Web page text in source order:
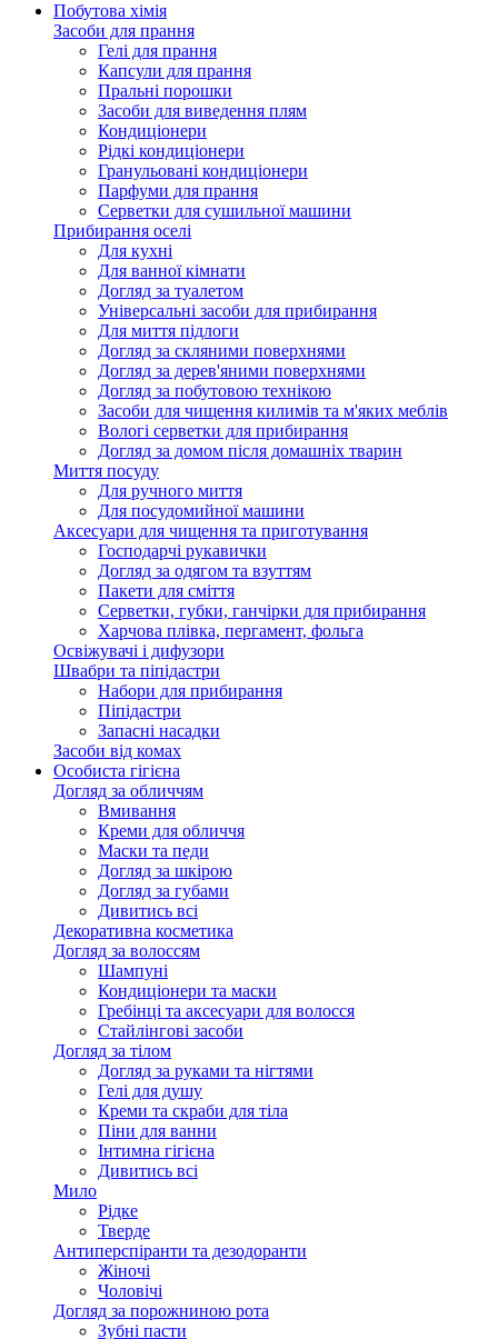
Побутова хімія
Засоби для прання
Гелі для прання
Капсули для прання
Пральні порошки
Засоби для виведення плям
Кондиціонери
Рідкі кондиціонери
Гранульовані кондиціонери
Парфуми для прання
Серветки для сушильної машини
Прибирання оселі
Для кухні
Для ванної кімнати
Догляд за туалетом
Універсальні засоби для прибирання
Для миття підлоги
Догляд за скляними поверхнями
Догляд за дерев'яними поверхнями
Догляд за побутовою технікою
Засоби для чищення килимів та м'яких меблів
Вологі серветки для прибирання
Догляд за домом після домашніх тварин
Миття посуду
Для ручного миття
Для посудомийної машини
Аксесуари для чищення та приготування
Господарчі рукавички
Догляд за одягом та взуттям
Пакети для сміття
Серветки, губки, ганчірки для прибирання
Харчова плівка, пергамент, фольга
Освіжувачі і дифузори
Швабри та піпідастри
Набори для прибирання
Піпідастри
Запасні насадки
Засоби від комах
Особиста гігієна
Догляд за обличчям
Вмивання
Креми для обличчя
Маски та педи
Догляд за шкірою
Догляд за губами
Дивитись всі
Декоративна косметика
Догляд за волоссям
Шампуні
Кондиціонери та маски
Гребінці та аксесуари для волосся
Стайлінгові засоби
Догляд за тілом
Догляд за руками та нігтями
Гелі для душу
Креми та скраби для тіла
Піни для ванни
Інтимна гігієна
Дивитись всі
Мило
Рідке
Тверде
Антиперспіранти та дезодоранти
Жіночі
Чоловічі
Догляд за порожниною рота
Зубні пасти